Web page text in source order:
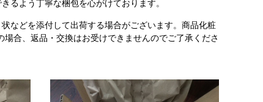
るよう丁寧な梱包を心がけております。
などを添付して出荷する場合がございます。商品化粧
合、返品・交換はお受けできませんのでご了承くださ